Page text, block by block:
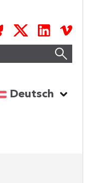
Sprache
Deutsch